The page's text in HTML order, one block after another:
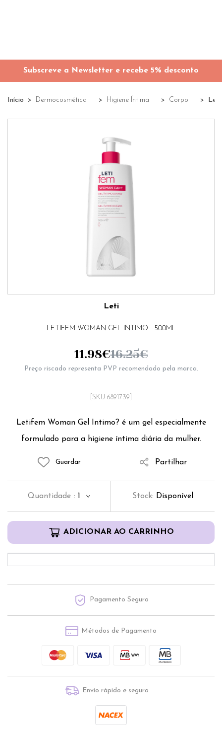
Subscreve a Newsletter e recebe 5% desconto
Início Dermocosmética Higiene Íntima Corpo
Leti
LETIFEM WOMAN GEL INTIMO - 500ML
Letifem Woman Gel Intimo? é um gel especialmente
formulado para a higiene íntima diária da mulher.
[SKU 6891739]
11.98€16.25€
Preço riscado representa PVP recomendado pela marca.
Guardar Partilhar
Quantidade : 1 Stock: Disponível
ADICIONAR AO CARRINHO
Pagamento Seguro
Métodos de Pagamento
Envio rápido e seguro